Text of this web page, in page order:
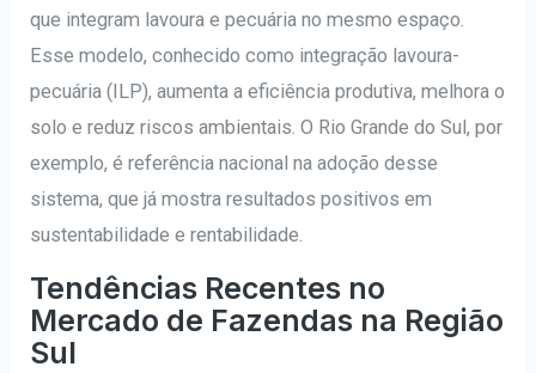
que integram lavoura e pecuária no mesmo espaço.
Esse modelo, conhecido como integração lavoura-
pecuária (ILP), aumenta a eficiência produtiva, melhora o
solo e reduz riscos ambientais. O Rio Grande do Sul, por
exemplo, é referência nacional na adoção desse
sistema, que já mostra resultados positivos em
sustentabilidade e rentabilidade.
Tendências Recentes no
Mercado de Fazendas na Região
Sul